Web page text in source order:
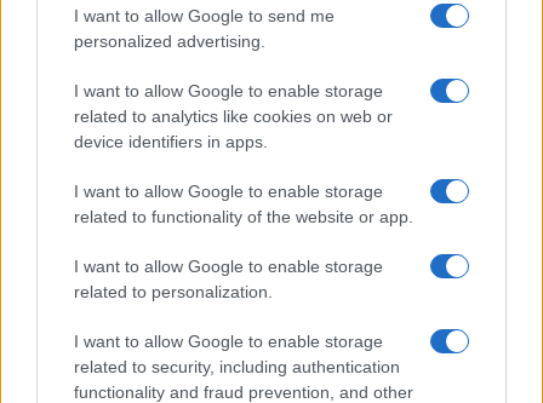
I want to allow Google to send me
personalized advertising.
I want to allow Google to enable storage
related to analytics like cookies on web or
device identifiers in apps.
I want to allow Google to enable storage
related to functionality of the website or app.
I want to allow Google to enable storage
related to personalization.
I want to allow Google to enable storage
related to security, including authentication
functionality and fraud prevention, and other
o
o
k
r st A
p
p
Controlli rafforzati in Costa Smeralda, 20
arresti e 135 denunce
Tre milioni di euro dalla Provincia Gallura per
nuove aule nelle scuole di Olbia
Incidente sulla provinciale 125, paura tra Olbia e
Arzachena